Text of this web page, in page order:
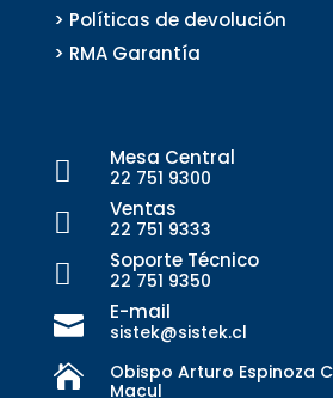
> Políticas de devolución
> RMA Garantía
 Mesa Central
22 751 9300
 Ventas
22 751 9333
 Soporte Técnico
22 751 9350
 E-mail
sistek@sistek.cl

Obispo Arturo Espinoza
Macul